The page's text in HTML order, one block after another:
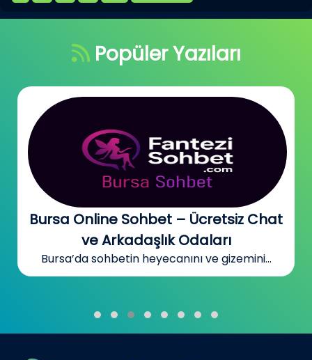
Popüler Yazıları
Bursa Online Sohbet – Ücretsiz Chat
ve Arkadaşlık Odaları
Bursa’da sohbetin heyecanını ve gizemini...